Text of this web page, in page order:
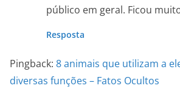
público em geral. Ficou
Resposta
Pingback: 8 animais que utilizam a
diversas funções – Fatos Ocultos